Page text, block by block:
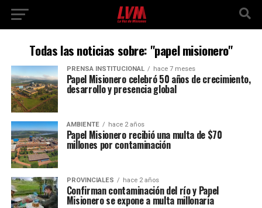
Todas las noticias sobre: "papel misionero"
PRENSA INSTITUCIONAL hace 7 meses
Papel Misionero celebró 50 años de crecimiento,
desarrollo y presencia global
AMBIENTE hace 2 años
Papel Misionero recibió una multa de $70
millones por contaminación
PROVINCIALES hace 2 años
Confirman contaminación del río y Papel
Misionero se expone a multa millonaria